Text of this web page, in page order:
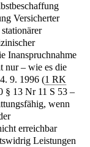
Versicherter
Inanspruchnahme
nur – wie es die
9. 1996 (1 RK
§ 13 Nr 11 S 53 –
wenn
erreichbar
Leistungen